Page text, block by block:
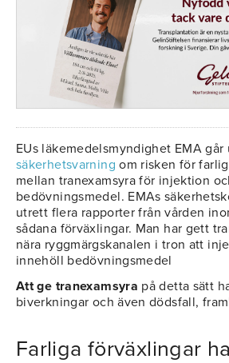
EUs läkemedelsmyndighet EMA går
säkerhetsvarning om risken för
mellan tranexamsyra för injektion
bedövningsmedel. EMAs
utrett flera rapporter från vården
sådana förväxlingar. Man har gett
nära ryggmärgskanalen i tron att
innehöll bedövningsmedel
Att ge tranexamsyra på detta sätt
biverkningar och även dödsfall,
Farliga förväxlingar